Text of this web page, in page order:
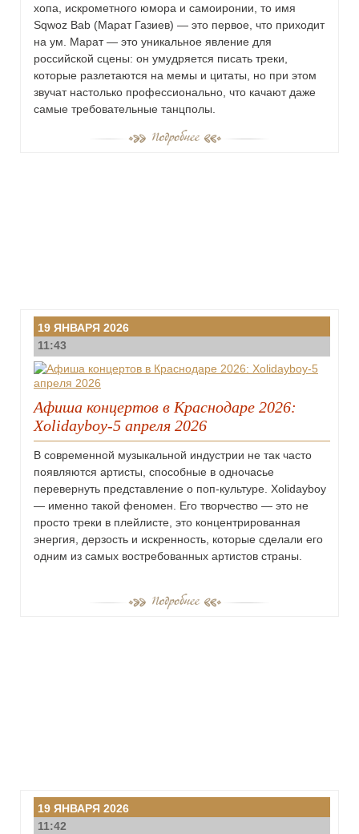
хопа, искрометного юмора и самоиронии, то имя
Sqwoz Bab (Марат Газиев) — это первое, что приходит
на ум. Марат — это уникальное явление для
российской сцены: он умудряется писать треки,
которые разлетаются на мемы и цитаты, но при этом
звучат настолько профессионально, что качают даже
самые требовательные танцполы.
19 ЯНВАРЯ 2026
11:43
Афиша концертов в Краснодаре 2026:
Xolidayboy-5 апреля 2026
В современной музыкальной индустрии не так часто
появляются артисты, способные в одночасье
перевернуть представление о поп-культуре. Xolidayboy
— именно такой феномен. Его творчество — это не
просто треки в плейлисте, это концентрированная
энергия, дерзость и искренность, которые сделали его
одним из самых востребованных артистов страны.
19 ЯНВАРЯ 2026
11:42